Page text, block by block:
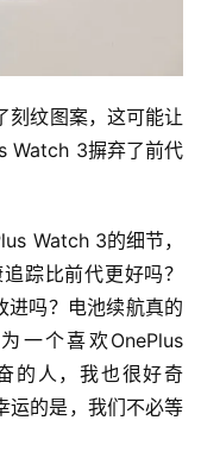
刻纹图案，这可能让
Watch 3摒弃了前代
Watch 3的细节，
踪比前代更好吗？
进吗？电池续航真的
一个喜欢OnePlus
的人，我也很好奇
运的是，我们不必等